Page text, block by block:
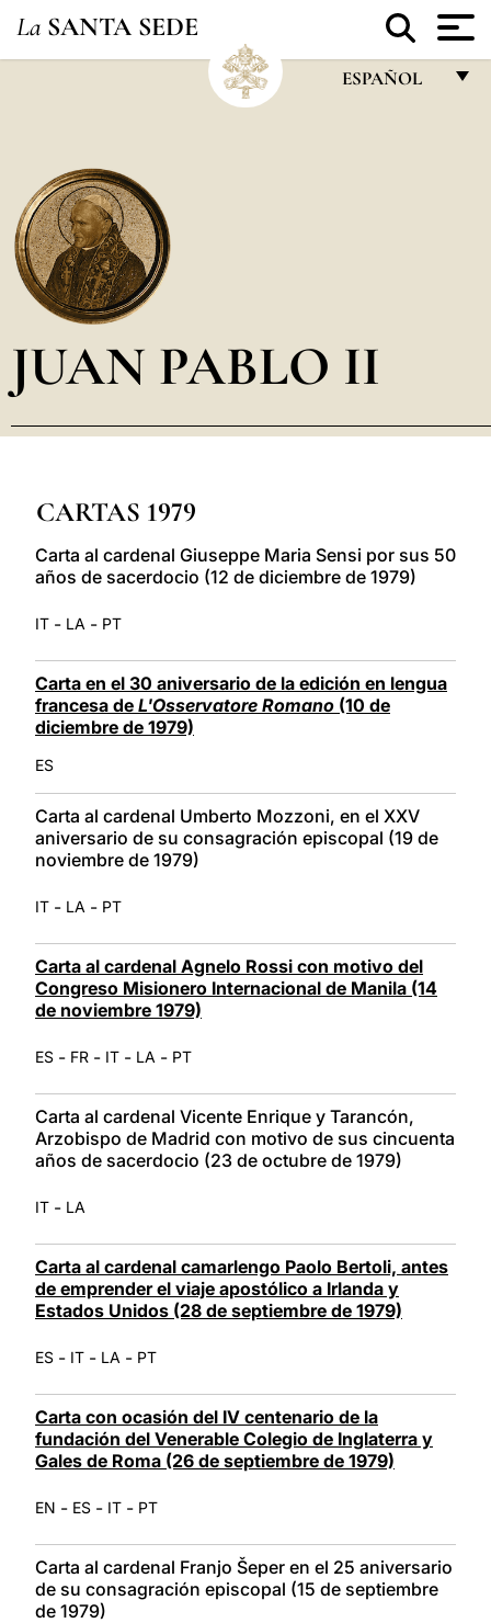
La SANTA SEDE
ESPAÑOL
POLSKI
العربيّة
JUAN PABLO II
CARTAS 1979
Carta al cardenal Giuseppe Maria Sensi por sus 50
años de sacerdocio (12 de diciembre de 1979)
IT - LA - PT
Carta en el 30 aniversario de la edición en lengua
francesa de L'Osservatore Romano (10 de
diciembre de 1979)
ES
Carta al cardenal Umberto Mozzoni, en el XXV
aniversario de su consagración episcopal (19 de
noviembre de 1979)
IT - LA - PT
Carta al cardenal Agnelo Rossi con motivo del
Congreso Misionero Internacional de Manila (14
de noviembre 1979)
ES - FR - IT - LA - PT
Carta al cardenal Vicente Enrique y Tarancón,
Arzobispo de Madrid con motivo de sus cincuenta
años de sacerdocio (23 de octubre de 1979)
IT - LA
Carta al cardenal camarlengo Paolo Bertoli, antes
de emprender el viaje apostólico a Irlanda y
Estados Unidos (28 de septiembre de 1979)
ES - IT - LA - PT
Carta con ocasión del IV centenario de la
fundación del Venerable Colegio de Inglaterra y
Gales de Roma (26 de septiembre de 1979)
EN - ES - IT - PT
Carta al cardenal Franjo Šeper en el 25 aniversario
de su consagración episcopal (15 de septiembre
de 1979)